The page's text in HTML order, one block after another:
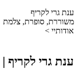
ענת גרי לקריף
משוררת, סופרת, צלמת
אודותיי >
ענת גרי